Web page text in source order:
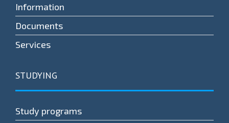
Information
Documents
Services
STUDYING
Study programs